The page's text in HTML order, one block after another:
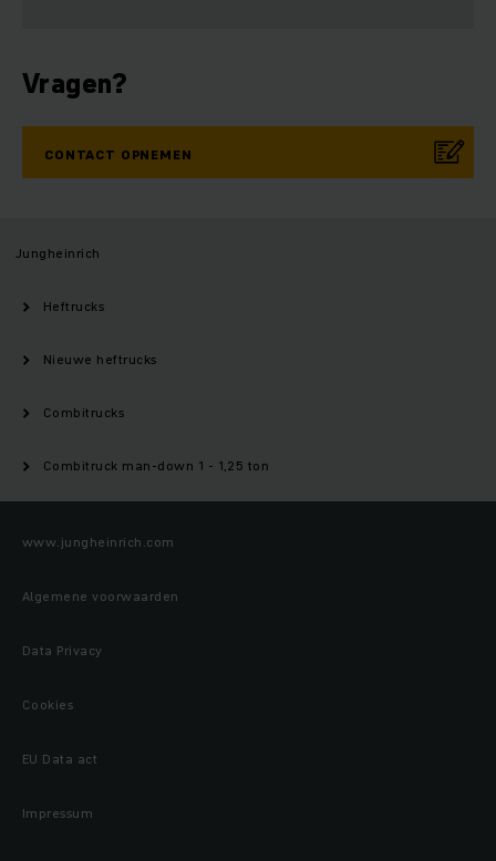
Vragen?
CONTACT OPNEMEN
Jungheinrich
Heftrucks
Nieuwe heftrucks
Combitrucks
Combitruck man-down 1 - 1,25 ton
www.jungheinrich.com
Algemene voorwaarden
Data Privacy
Cookies
EU Data act
Impressum